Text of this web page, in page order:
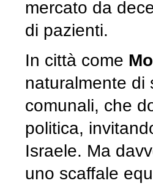
mercato da
di pazienti.
In città come
naturalmente di
comunali, che
politica,
Israele. Ma
uno scaffale